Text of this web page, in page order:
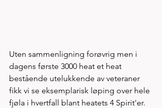
Uten sammenligning forøvrig men i
dagens første 3000 heat et heat
bestående utelukkende av veteraner
fikk vi se eksemplarisk løping over hele
fjøla i hvertfall blant heatets 4 Spirit'er.